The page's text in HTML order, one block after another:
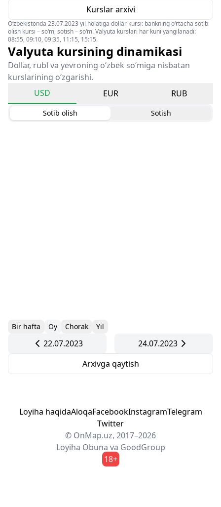
Kurslar arxivi
O‘zbekistonda 23.07.2023 yil holatiga dollar kursi: bankning o‘rtacha sotib
olish kursi – so‘m, sotish – so‘m. Valyuta kurslari har kuni yangilanadi:
08:55, 09:10, 09:35, 11:15, 15:15.
Valyuta kursining dinamikasi
Dollar, rubl va yevroning o‘zbek so‘miga nisbatan
kurslarining o‘zgarishi.
USD
EUR RUB
Sotib olish Sotish
Bir hafta Oy Chorak Yil
22.07.2023
24.07.2023
Arxivga qaytish
Loyiha haqidaAloqaFacebookInstagramTelegram
Twitter
© OnMap.uz, 2017–2026
Loyiha Obuna va GoodGroup
18+